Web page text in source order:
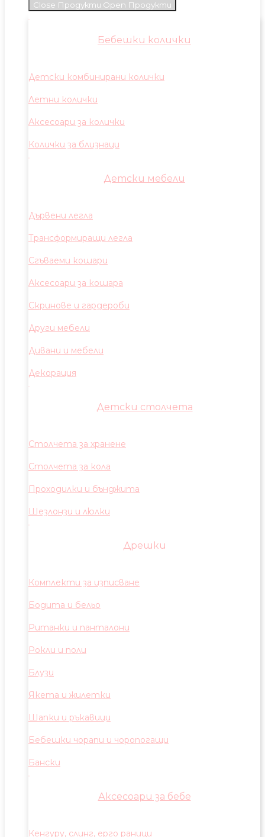
Close Продукти Open Продукти
Бебешки колички
Детски комбинирани колички
Летни колички
Аксесоари за колички
Колички за близнаци
Детски мебели
Дървени легла
Трансформиращи легла
Сгъваеми кошари
Аксесоари за кошара
Скринове и гардероби
Други мебели
Дивани и мебели
Декорация
Детски столчета
Столчета за хранене
Столчета за кола
Проходилки и бънджита
Шезлонзи и люлки
Дрешки
Комплекти за изписване
Бодита и бельо
Ританки и панталони
Рокли и поли
Блузи
Якета и жилетки
Шапки и ръкавици
Бебешки чорапи и чоропогащи
Бански
Аксесоари за бебе
Кенгуру, слинг, ерго раници